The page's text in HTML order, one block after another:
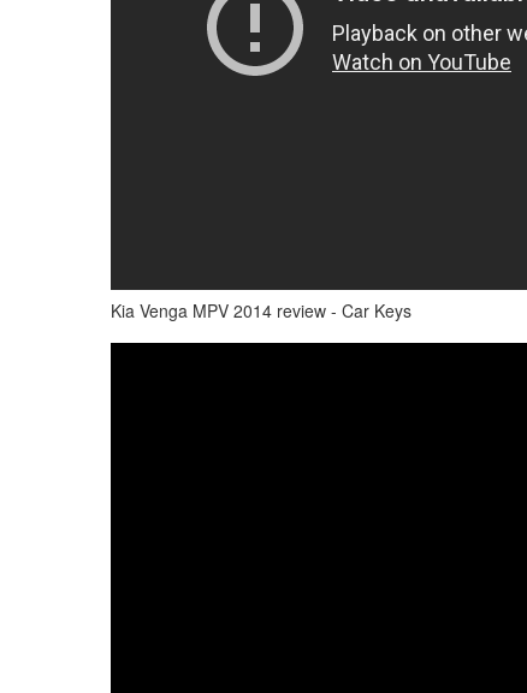
Kia Venga MPV 2014 review - Car Keys